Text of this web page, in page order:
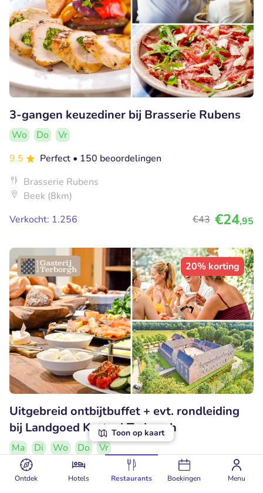
Ontdek Hotels Restaurants Boekingen Menu
Toon op kaart
3-gangen keuzediner bij Brasserie Rubens
Wo Do
Vr
9.5
Perfect • 150 beoordelingen
Brasserie Rubens
Beek (8km)
Verkocht: 1.256
€43 €24,95
20% korting
Uitgebreid ontbijtbuffet + evt. rondleiding
bij Landgoed Kasteel Terborgh
Ma Di Wo Do
Vr
Uitstekend• 149 beoordelingen